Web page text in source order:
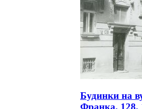
Будинки на